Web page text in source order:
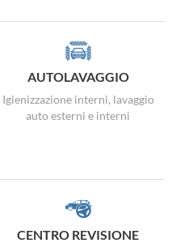
AUTOLAVAGGIO
Igienizzazione interni, lavaggio
auto esterni e interni
CENTRO REVISIONE